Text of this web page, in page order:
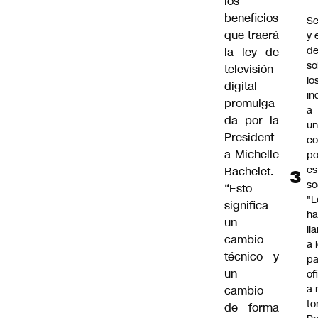
beneficios
que traerá
la ley de
televisión
digital
promulga
da por la
President
a Michelle
Bachelet.
“Esto
significa
un
cambio
técnico y
un
cambio
de forma
y
a
a
a